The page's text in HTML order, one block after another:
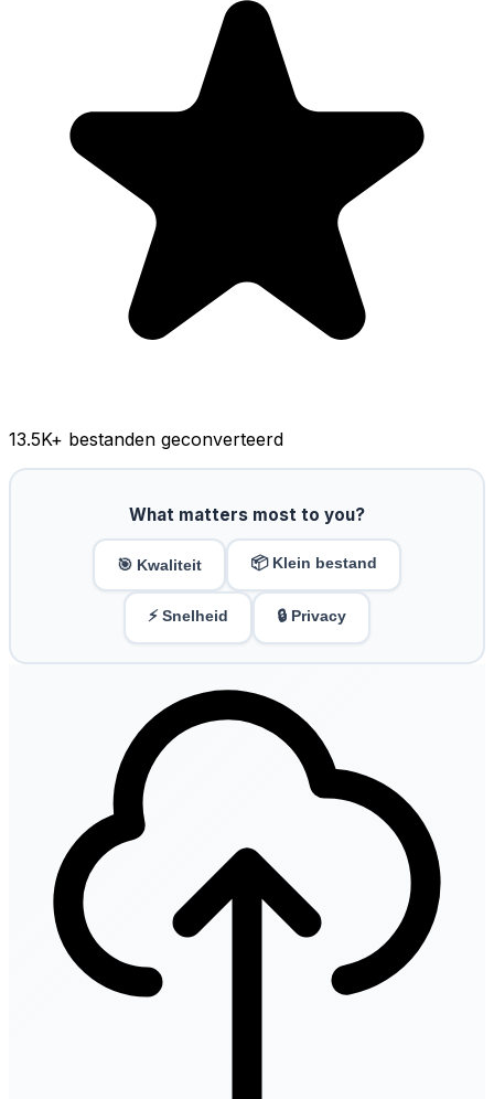
13.5K+ bestanden geconverteerd
What matters most to you?
🎯 Kwaliteit 📦 Klein bestand
⚡ Snelheid 🔒 Privacy